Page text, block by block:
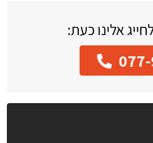
אלינו כעת: